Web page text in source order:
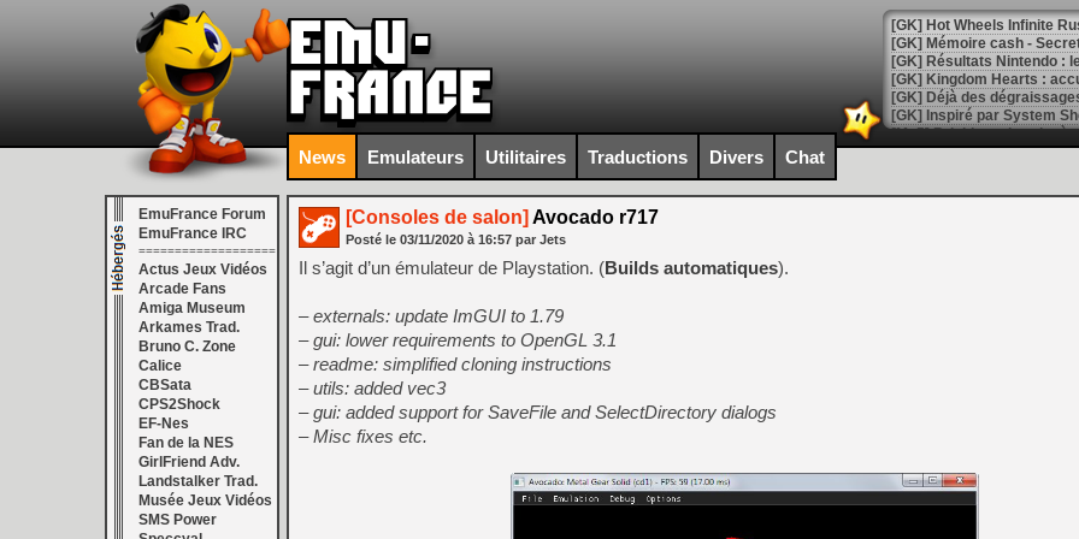
[GK] Hot Wheels Infinite
[GK] Mémoire cash -
[GK] Résultats Nintendo :
[GK] Déjà des
[Mo5] Brickboy cherche à
[GK] Minecraft et ses «
[GK] Beast of
[GK] Ubisoft : fin de partie
[GK] Mémoire cash -
[GK] Dan Houser (GTA)
[GK] Comment EA Sports
[GK] Crimson Moon : un
[GK] Isle of Reveries : le
[GK] Moonlighter 2 : The
[GK] Capcom relance
[Mo5] Deux inédits du
[GK] Le beat'em up The
[GK] Endless Legend 2 :
News Emulateurs Utilitaires Traductions Divers Chat
EmuFrance Forum
EmuFrance IRC
===================
Actus Jeux Vidéos
Arcade Fans
Amiga Museum
Arkames Trad.
Bruno C. Zone
Calice
CBSata
CPS2Shock
EF-Nes
Fan de la NES
GirlFriend Adv.
Landstalker Trad.
Musée Jeux Vidéos
SMS Power
[Consoles de salon] Avocado r717
Posté le 03/11/2020 à 16:57 par Jets
Il s’agit d’un émulateur de Playstation. (Builds automatiques).
– externals: update ImGUI to 1.79
– gui: lower requirements to OpenGL 3.1
– readme: simplified cloning instructions
– utils: added vec3
– gui: added support for SaveFile and SelectDirectory dialogs
– Misc fixes etc.